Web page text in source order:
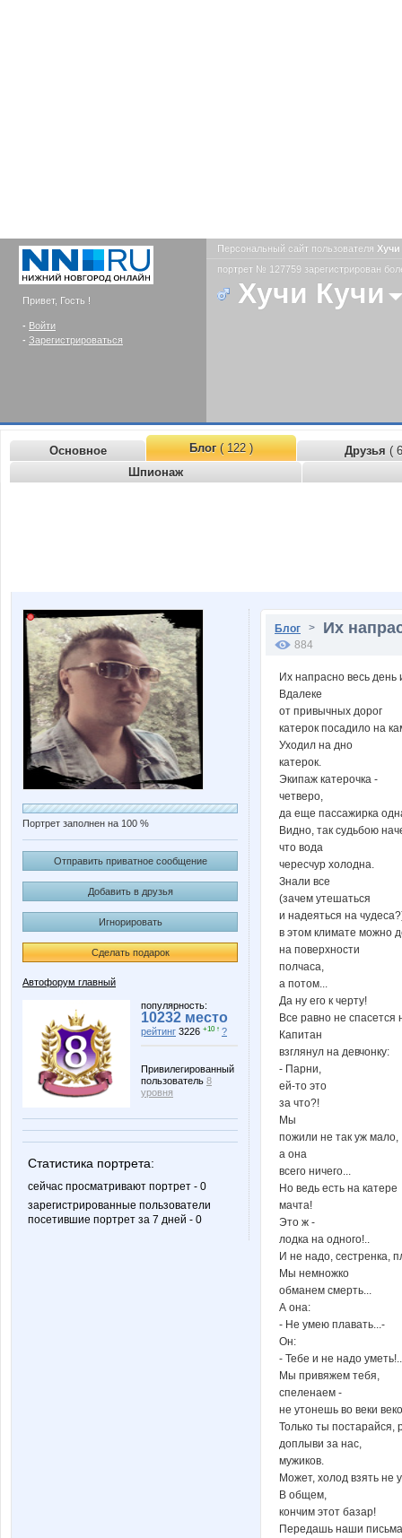
Привет, Гость !
- Войти
- Зарегистрироваться
Персональный сайт пользователя
портрет № 127759 зарегистрирован
Хучи Кучи
Основное Блог( 122 ) Друзья (
Шпионаж
Портрет заполнен на 100 %
Отправить приватное сообщение
Добавить в друзья
Игнорировать
Сделать подарок
Автофорум главный
популярность:
10232 место
рейтинг 3226 +10 ↑ ?
Привилегированный
пользователь 8
уровня
Статистика портрета:
сейчас просматривают портрет - 0
зарегистрированные пользователи
посетившие портрет за 7 дней - 0
Блог > Их
884
Их напрасно весь день
Вдалеке
от привычных дорог
катерок посадило на
Уходил на дно
катерок.
Экипаж катерочка -
четверо,
да еще пассажирка
Видно, так судьбою
что вода
чересчур холодна.
Знали все
(зачем утешаться
и надеяться на
в этом климате можно
на поверхности
полчаса,
а потом...
Да ну его к черту!
Все равно не спасется
Капитан
взглянул на девчонку:
- Парни,
ей-то это
за что?!
Мы
пожили не так уж мало,
а она
всего ничего...
Но ведь есть на катере
мачта!
Это ж -
лодка на одного!..
И не надо, сестренка,
Мы немножко
обманем смерть...
А она:
- Не умею плавать...-
Он:
- Тебе и не надо уметь!..
Мы привяжем тебя,
спеленаем -
не утонешь во веки
Только ты постарайся,
доплыви за нас,
мужиков.
Может, холод взять не
В общем,
кончим этот базар!
Передашь наши письма